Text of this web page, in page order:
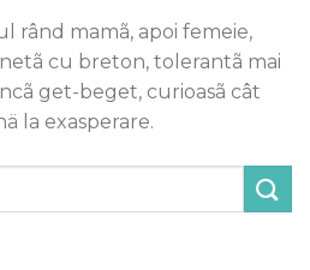
rând mamã, apoi femeie,
cu breton, tolerantã mai
get-beget, curioasã cât
la exasperare.